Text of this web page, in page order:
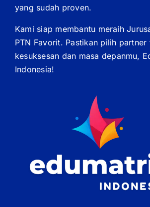
yang sudah proven.
Kami siap membantu meraih
PTN Favorit. Pastikan pilih
kesuksesan dan masa depanmu,
Indonesia!